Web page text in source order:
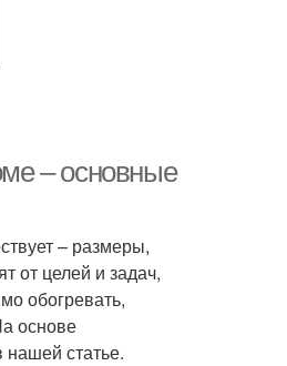
– основные
– размеры,
от целей и задач,
обогревать,
основе
статье.